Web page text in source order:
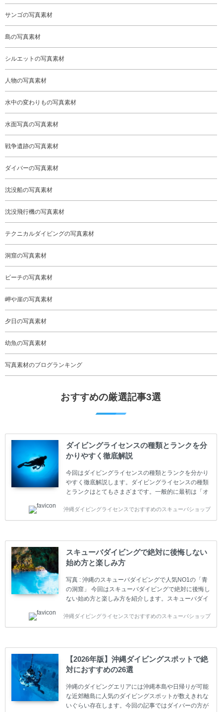
サンゴの写真素材
島の写真素材
シルエットの写真素材
人物の写真素材
水中の変わりもの写真素材
水面写真の写真素材
戦争遺跡の写真素材
ダイバーの写真素材
沈没船の写真素材
沈没飛行機の写真素材
テクニカルダイビングの写真素材
洞窟の写真素材
ビーチの写真素材
岬や崖の写真素材
夕日の写真素材
幼魚の写真素材
写真素材のブログランキング
おすすめの厳選記事3選
ダイビングライセンスの種類とランクを分
かりやすく徹底解説
今回はダイビングライセンスの種類とランクを分かり
やすく徹底解説します。ダイビングライセンスの種類
とランクはとてもさまざまです。一般的に最初は「オ
す。 ダイビングのライセンスカードはダイビングの教
育機関もしくは指導団体が発行しています。教育機関
ダイバーの育成・指導や安全管理、環境保全などの活
動をしています。 ダイビングライセンスの種類はエン
トリーレベルのライセンスからプロレベルのライセン
スまでランク分けされています。各教育機関(指導団
体)によってライセンスカードの名称、トレーニング内
容に違いがありま...
沖縄ダイビングライセンスでおすすめのスキューバショップ
スキューバダイビングで絶対に後悔しない
始め方と楽しみ方
写真 : 沖縄のスキューバダイビングで人気NO1の「青
の洞窟」 今回はスキューバダイビングで絶対に後悔し
ない始め方と楽しみ方を紹介します。スキューバダイ
やまだ始めて間もない初心者の方に必見の内容です。
スキューバダイビングの始め方と楽しみ方について学
ててしまうと、せっかく楽しみにしていたスキューバ
ダイビングが台無しになり後悔することになってしま
うかもしれません。 又、スキューバダイビングは事故
のリスクがあるスポーツでもあります。もしかしたら
危険な思いをしてしまうかもしれません。 今回は現地
ダイビング...
沖縄ダイビングライセンスでおすすめのスキューバショップ
【2026年版】沖縄ダイビングスポットで絶
対におすすめの26選
沖縄のダイビングエリアには沖縄本島や日帰りが可能
な近郊離島に人気のダイビングスポットが数えきれな
いぐらい存在します。今回の記事ではダイバーの方が